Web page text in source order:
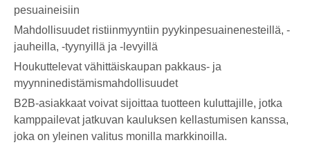
pesuaineisiin
Mahdollisuudet ristiinmyyntiin pyykinpesuainenesteillä, -
jauheilla, -tyynyillä ja -levyillä
Houkuttelevat vähittäiskaupan pakkaus- ja
myynninedistämismahdollisuudet
B2B-asiakkaat voivat sijoittaa tuotteen kuluttajille, jotka
kamppailevat jatkuvan kauluksen kellastumisen kanssa,
joka on yleinen valitus monilla markkinoilla.